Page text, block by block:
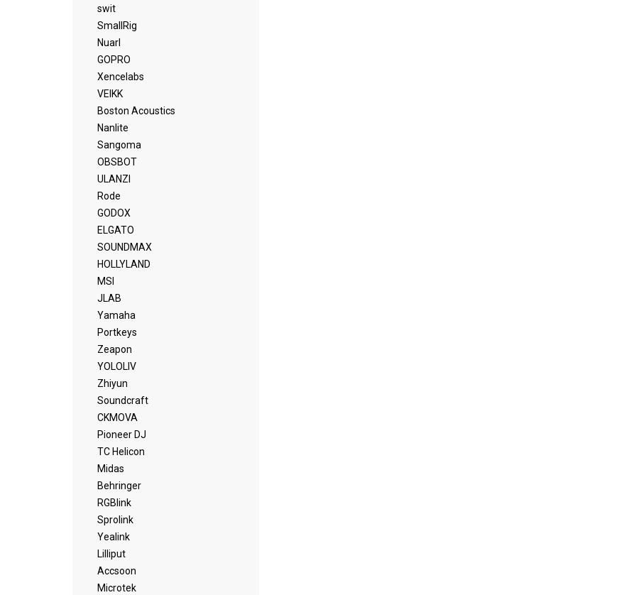
swit
SmallRig
Nuarl
GOPRO
Xencelabs
VEIKK
Boston Acoustics
Nanlite
Sangoma
OBSBOT
ULANZI
Rode
GODOX
ELGATO
SOUNDMAX
HOLLYLAND
MSI
JLAB
Yamaha
Portkeys
Zeapon
YOLOLIV
Zhiyun
Soundcraft
CKMOVA
Pioneer DJ
TC Helicon
Midas
Behringer
RGBlink
Sprolink
Yealink
Lilliput
Accsoon
Microtek